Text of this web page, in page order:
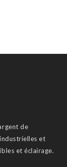
de
et
et éclairage.